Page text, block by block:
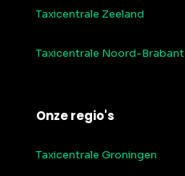
Taxicentrale Zeeland
Taxicentrale Noord-Brabant
Onze regio's
Taxicentrale Groningen